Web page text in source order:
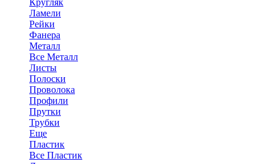
Кругляк
Ламели
Рейки
Фанера
Металл
Все Металл
Листы
Полоски
Проволока
Профили
Прутки
Трубки
Еще
Пластик
Все Пластик